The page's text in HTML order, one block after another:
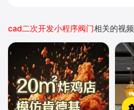
cad二次开发小程序阀门相关的视频